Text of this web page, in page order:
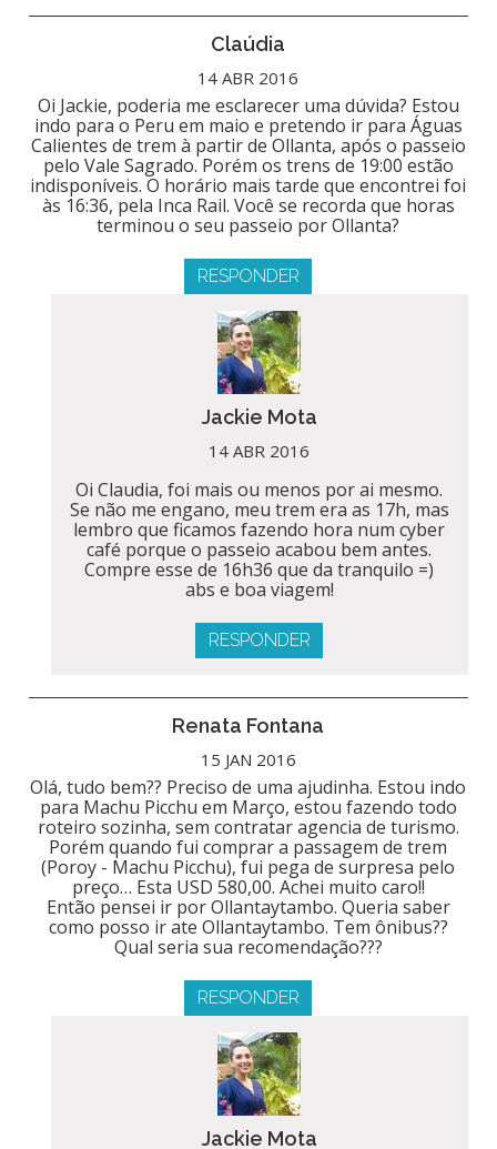
Claúdia
14 ABR 2016
Oi Jackie, poderia me esclarecer uma dúvida? Estou
indo para o Peru em maio e pretendo ir para Águas
Calientes de trem à partir de Ollanta, após o passeio
pelo Vale Sagrado. Porém os trens de 19:00 estão
indisponíveis. O horário mais tarde que encontrei foi
às 16:36, pela Inca Rail. Você se recorda que horas
terminou o seu passeio por Ollanta?
RESPONDER
Jackie Mota
14 ABR 2016
Oi Claudia, foi mais ou menos por ai mesmo.
Se não me engano, meu trem era as 17h, mas
lembro que ficamos fazendo hora num cyber
café porque o passeio acabou bem antes.
Compre esse de 16h36 que da tranquilo =)
abs e boa viagem!
RESPONDER
Renata Fontana
15 JAN 2016
Olá, tudo bem?? Preciso de uma ajudinha. Estou indo
para Machu Picchu em Março, estou fazendo todo
roteiro sozinha, sem contratar agencia de turismo.
Porém quando fui comprar a passagem de trem
(Poroy - Machu Picchu), fui pega de surpresa pelo
preço… Esta USD 580,00. Achei muito caro!!
Então pensei ir por Ollantaytambo. Queria saber
como posso ir ate Ollantaytambo. Tem ônibus??
Qual seria sua recomendação???
RESPONDER
Jackie Mota